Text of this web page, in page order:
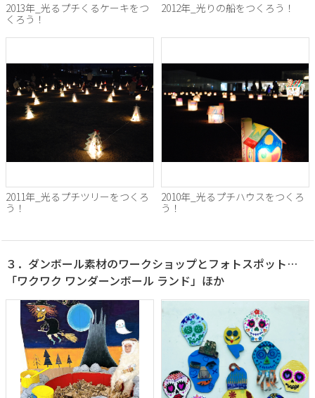
2013年_光るプチくるケーキをつ
くろう！
2012年_光りの船をつくろう！
2011年_光るプチツリーをつくろ
う！
2010年_光るプチハウスをつくろ
う！
３．ダンボール素材のワークショップとフォトスポット…
「ワクワク ワンダーンボール ランド」ほか